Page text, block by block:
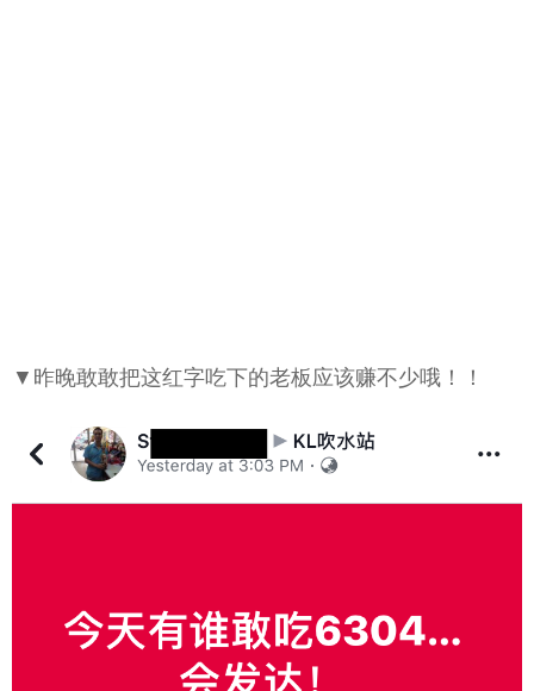
▼昨晚敢敢把这红字吃下的老板应该赚不少哦！！